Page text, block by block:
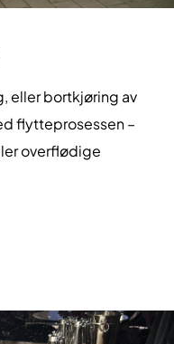
eller bortkjøring av
flytteprosessen –
overflødige